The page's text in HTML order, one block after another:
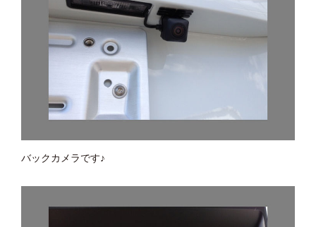
バックカメラです♪